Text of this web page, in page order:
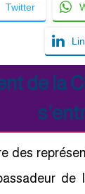
Twitter
de la
des
de